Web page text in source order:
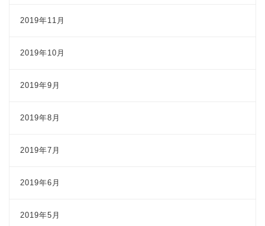
2019年11月
2019年10月
2019年9月
2019年8月
2019年7月
2019年6月
2019年5月